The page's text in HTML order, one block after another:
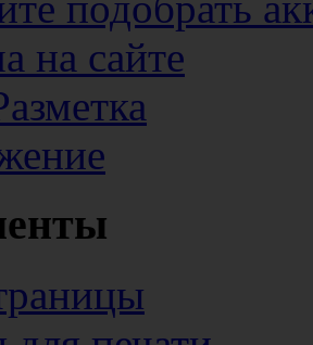
на сайте